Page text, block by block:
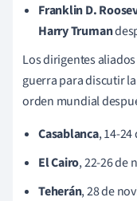
Franklin D.
Harry Truman
Los dirigentes
guerra para discutir
orden mundial
Casablanca, 14-24
El Cairo, 22-26 de
Teherán, 28 de